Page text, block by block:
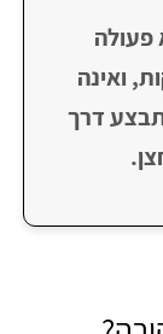
פעולה
הנמשכת כ-15 דקות, ואינה
דרך